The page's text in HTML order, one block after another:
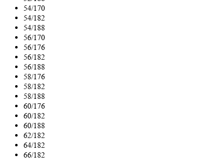
54/170
54/182
54/188
56/170
56/176
56/182
56/188
58/176
58/182
58/188
60/176
60/182
60/188
62/182
64/182
66/182